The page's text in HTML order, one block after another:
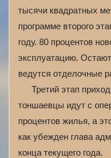
тысячи квадратных
программе второго
году. 80 процентов
эксплуатацию.
ведутся отделочные
Третий этап
тоншаевцы идут с
процентов жилья, а
как убежден глава
конца текущего года.